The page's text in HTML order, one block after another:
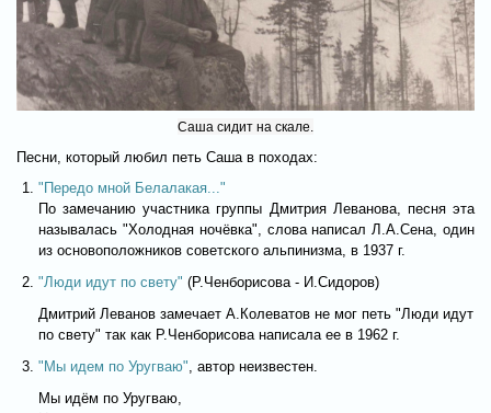
Саша сидит на скале.
Песни, который любил петь Саша в походах:
"Передо мной Белалакая..."
По замечанию участника группы Дмитрия Леванова, песня эта
называлась "Холодная ночёвка", слова написал Л.А.Сена, один
из основоположников советского альпинизма, в 1937 г.
"Люди идут по свету" (Р.Ченборисова - И.Сидоров)
Дмитрий Леванов замечает А.Колеватов не мог петь "Люди идут
по свету" так как Р.Ченборисова написала ее в 1962 г.
"Мы идем по Уругваю" , автор неизвестен.
Мы идём по Уругваю,